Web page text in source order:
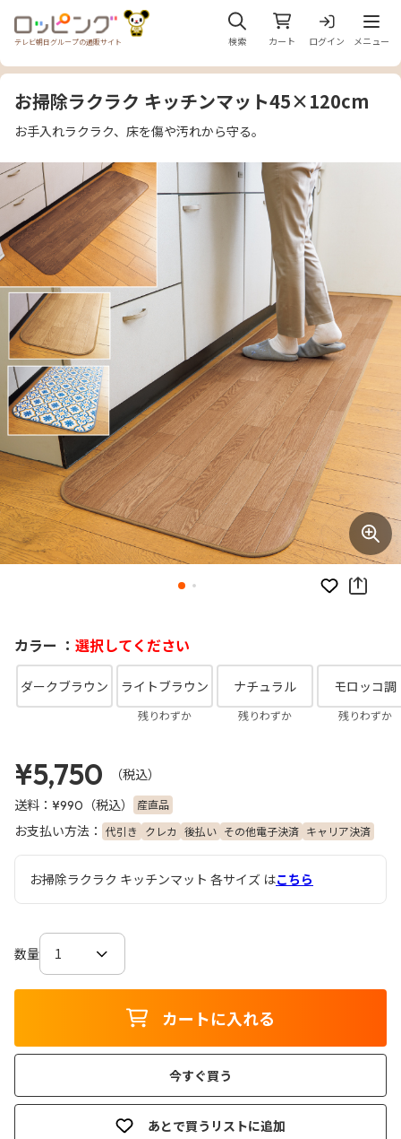
テレビ朝日グループの通販サイト 検索 カート ログイン
メニ
メニュー
お気に入り
お掃除ラクラク キッチンマット45×120cm
お手入れラクラク、床を傷や汚れから守る。
カラー ： 選択してください
ダークブラウン ライトブラウン
残りわずか
ナチュラル
残りわずか
モロッコ調
残りわずか
¥5,750
（税込）
送料： ¥990 （税込） 産直品
お支払い方法： 代引き クレカ 後払い その他電子決済 キャリア決済
お掃除ラクラク キッチンマット 各サイズ はこちら
数量
カートに入れる
今すぐ買う
あとで買うリストに追加